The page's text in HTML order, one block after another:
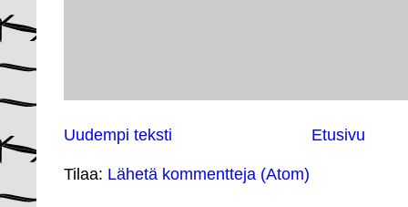
Uudempi teksti Etusivu
Tilaa: Lähetä kommentteja (Atom)